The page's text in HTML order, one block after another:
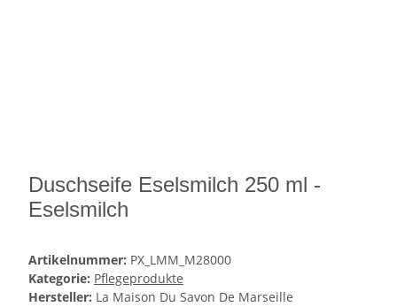
Duschseife Eselsmilch 250 ml -
Eselsmilch
Artikelnummer: PX_LMM_M28000
Kategorie: Pflegeprodukte
Hersteller: La Maison Du Savon De Marseille